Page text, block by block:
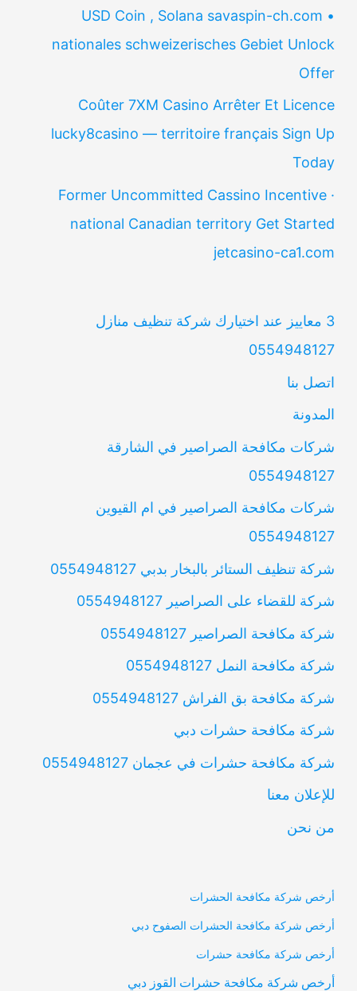
USD Coin , Solana savaspin-ch.com •
nationales schweizerisches Gebiet Unlock
Offer
Coûter 7XM Casino Arrêter Et Licence
lucky8casino — territoire français Sign Up
Today
Former Uncommitted Cassino Incentive ·
national Canadian territory Get Started
jetcasino-ca1.com
3 معاييز عند اختيارك شركة تنظيف منازل
0554948127
اتصل بنا
المدونة
شركات مكافحة الصراصير في الشارقة
0554948127
شركات مكافحة الصراصير في ام القيوين
0554948127
شركة تنظيف الستائر بالبخار بدبي 0554948127
شركة للقضاء على الصراصير 0554948127
شركة مكافحة الصراصير 0554948127
شركة مكافحة النمل 0554948127
شركة مكافحة بق الفراش 0554948127
شركة مكافحة حشرات دبي
شركة مكافحة حشرات في عجمان 0554948127
للإعلان معنا
من نحن
أرخص شركة مكافحة الحشرات
أرخص شركة مكافحة الحشرات الصفوح دبي
أرخص شركة مكافحة حشرات
أرخص شركة مكافحة حشرات القوز دبي